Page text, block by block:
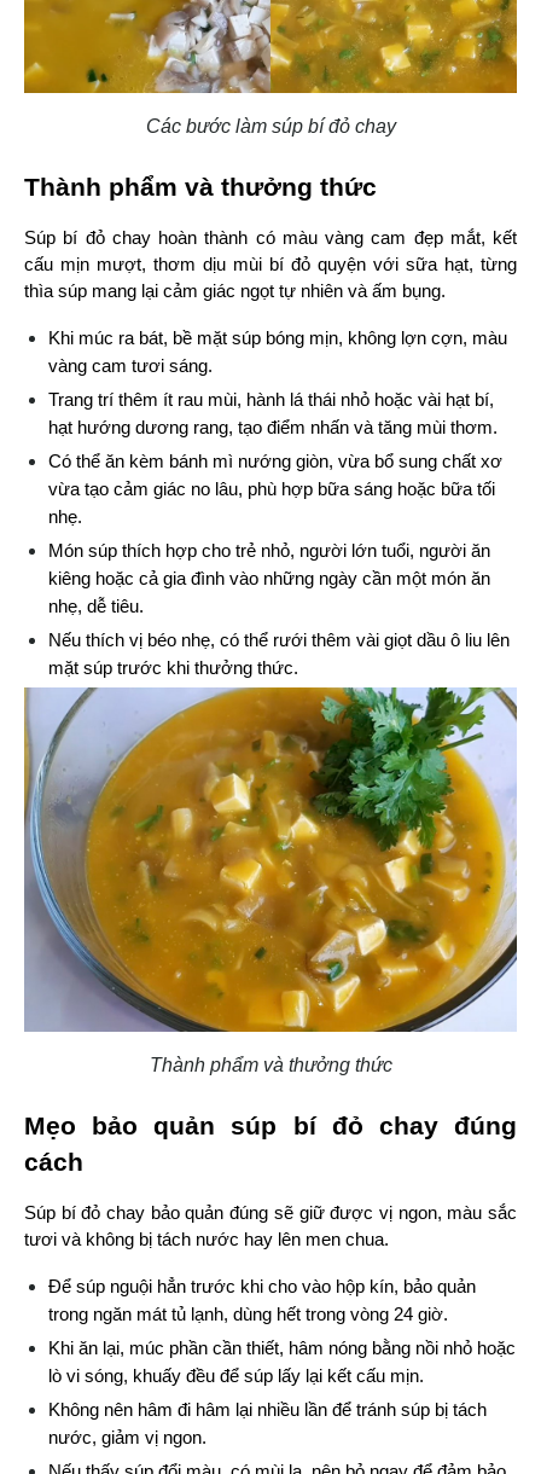
Các bước làm súp bí đỏ chay
Thành phẩm và thưởng thức
Súp bí đỏ chay hoàn thành có màu vàng cam đẹp mắt, kết
cấu mịn mượt, thơm dịu mùi bí đỏ quyện với sữa hạt, từng
thìa súp mang lại cảm giác ngọt tự nhiên và ấm bụng.
Khi múc ra bát, bề mặt súp bóng mịn, không lợn cợn, màu
vàng cam tươi sáng.
Trang trí thêm ít rau mùi, hành lá thái nhỏ hoặc vài hạt bí,
hạt hướng dương rang, tạo điểm nhấn và tăng mùi thơm.
Có thể ăn kèm bánh mì nướng giòn, vừa bổ sung chất xơ
vừa tạo cảm giác no lâu, phù hợp bữa sáng hoặc bữa tối
nhẹ.
Món súp thích hợp cho trẻ nhỏ, người lớn tuổi, người ăn
kiêng hoặc cả gia đình vào những ngày cần một món ăn
nhẹ, dễ tiêu.
Nếu thích vị béo nhẹ, có thể rưới thêm vài giọt dầu ô liu lên
mặt súp trước khi thưởng thức.
Thành phẩm và thưởng thức
Mẹo bảo quản súp bí đỏ chay đúng
cách
Súp bí đỏ chay bảo quản đúng sẽ giữ được vị ngon, màu sắc
tươi và không bị tách nước hay lên men chua.
Để súp nguội hẳn trước khi cho vào hộp kín, bảo quản
trong ngăn mát tủ lạnh, dùng hết trong vòng 24 giờ.
Khi ăn lại, múc phần cần thiết, hâm nóng bằng nồi nhỏ hoặc
lò vi sóng, khuấy đều để súp lấy lại kết cấu mịn.
Không nên hâm đi hâm lại nhiều lần để tránh súp bị tách
nước, giảm vị ngon.